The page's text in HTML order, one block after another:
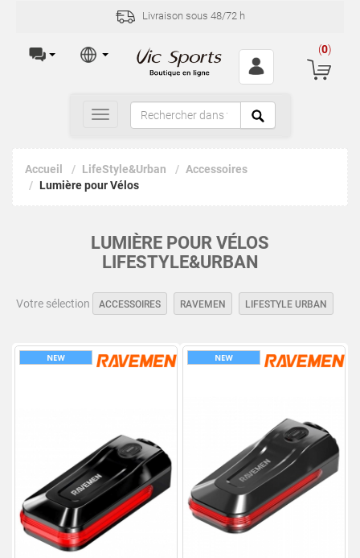
Livraison sous 48/72 h
(0)
Toggle
navigation
Accueil LifeStyle&Urban
Accessoires
Lumière pour Vélos
LUMIÈRE POUR VÉLOS
LIFESTYLE&URBAN
Votre sélection ACCESSOIRES RAVEMEN LIFESTYLE URBAN